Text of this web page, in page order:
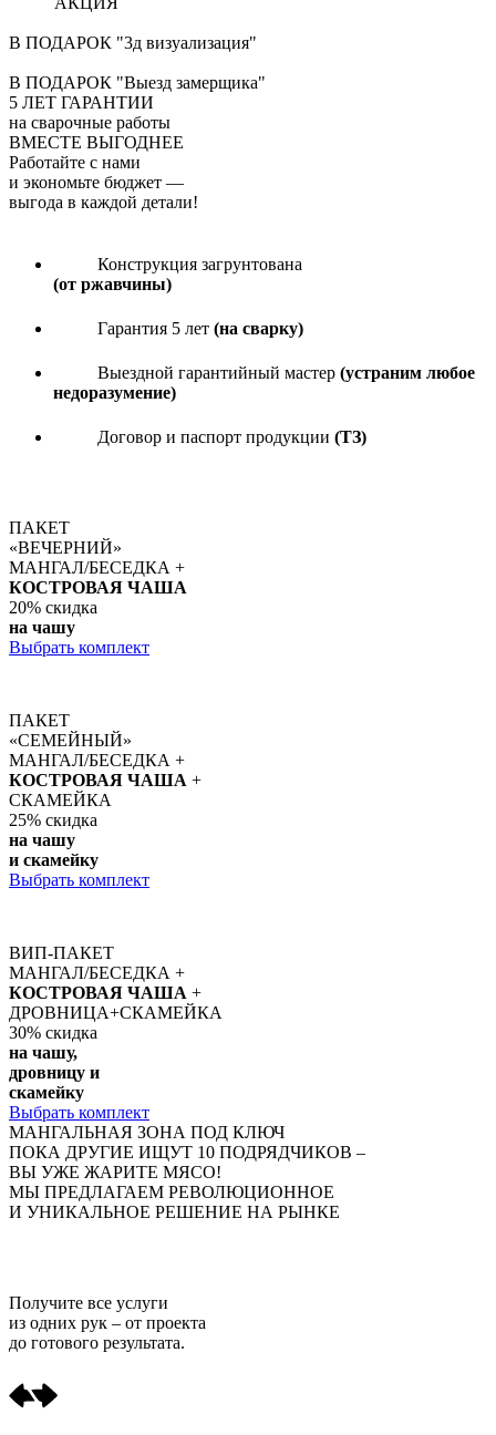
В ПОДАРОК "3д визуализация"
В ПОДАРОК "Выезд замерщика"
5 ЛЕТ ГАРАНТИИ
на сварочные работы
ВМЕСТЕ ВЫГОДНЕЕ
Работайте с нами
и экономьте бюджет —
выгода в каждой детали!
Конструкция загрунтована
(от ржавчины)
Гарантия 5 лет (на сварку)
Выездной гарантийный мастер (устраним любое
недоразумение)
Договор и паспорт продукции (ТЗ)
ПАКЕТ
«ВЕЧЕРНИЙ»
МАНГАЛ/БЕСЕДКА +
КОСТРОВАЯ ЧАША
20% скидка
на чашу
Выбрать комплект
ПАКЕТ
«СЕМЕЙНЫЙ»
МАНГАЛ/БЕСЕДКА +
КОСТРОВАЯ ЧАША +
СКАМЕЙКА
25% скидка
на чашу
и скамейку
Выбрать комплект
ВИП-ПАКЕТ
МАНГАЛ/БЕСЕДКА +
КОСТРОВАЯ ЧАША +
ДРОВНИЦА+СКАМЕЙКА
30% скидка
на чашу,
дровницу и
скамейку
Выбрать комплект
МАНГАЛЬНАЯ ЗОНА ПОД КЛЮЧ
ПОКА ДРУГИЕ ИЩУТ 10 ПОДРЯДЧИКОВ –
ВЫ УЖЕ ЖАРИТЕ МЯСО!
МЫ ПРЕДЛАГАЕМ РЕВОЛЮЦИОННОЕ
И УНИКАЛЬНОЕ РЕШЕНИЕ НА РЫНКЕ
Получите все услуги
из одних рук – от проекта
до готового результата.